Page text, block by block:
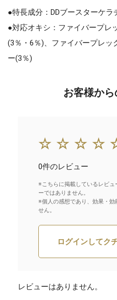
●特長成分：DDブースターケラ
●対応オキシ：ファイバープレ
(3％・6％)、ファイバープレッ
ー(3％)
お客様から
0件のレビュー
※こちらに掲載しているレビュ
ーではありません。
※個人の感想であり、効果・効
せん。
ログインしてク
レビューはありません。